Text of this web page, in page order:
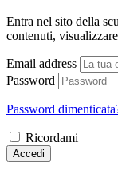
Entra nel sito della
contenuti,
Email address
Password
Password
Ricordami
Accedi